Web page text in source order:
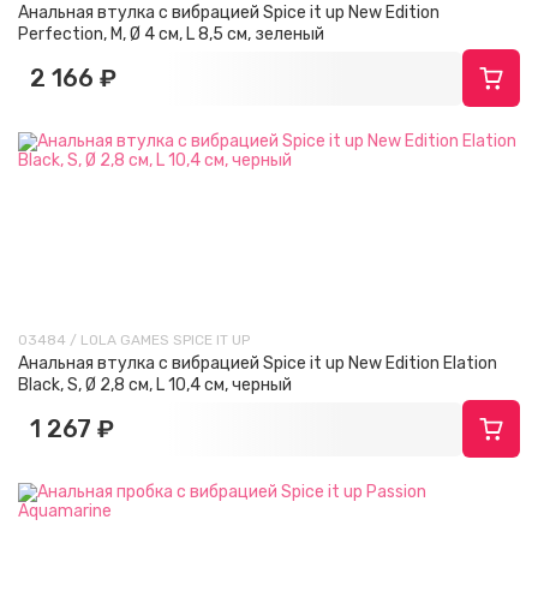
Анальная втулка с вибрацией Spice it up New Edition
Perfection, M, Ø 4 см, L 8,5 см, зеленый
2 166 ₽
03484 / LOLA GAMES SPICE IT UP
Анальная втулка с вибрацией Spice it up New Edition Elation
Black, S, Ø 2,8 см, L 10,4 см, черный
1 267 ₽